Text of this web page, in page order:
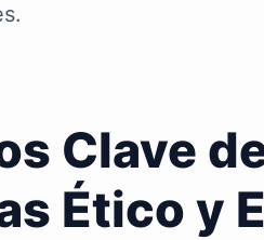
Clave
Ético y